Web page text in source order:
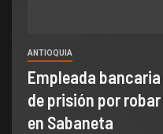
ANTIOQUIA
Empleada
de prisión por
en Sabaneta